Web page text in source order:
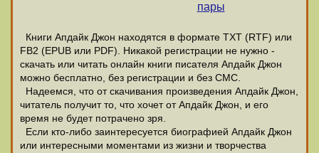
пары
Книги Апдайк Джон находятся в формате ТХТ (RTF) или
FB2 (EPUB или PDF). Никакой регистрации не нужно -
скачать или читать онлайн книги писателя Апдайк Джон
можно бесплатно, без регистрации и без СМС.
Надеемся, что от скачивания произведения Апдайк Джон,
читатель получит то, что хочет от Апдайк Джон, и его
время не будет потрачено зря.
Если кто-либо заинтересуется биографией Апдайк Джон
или интересными моментами из жизни и творчества